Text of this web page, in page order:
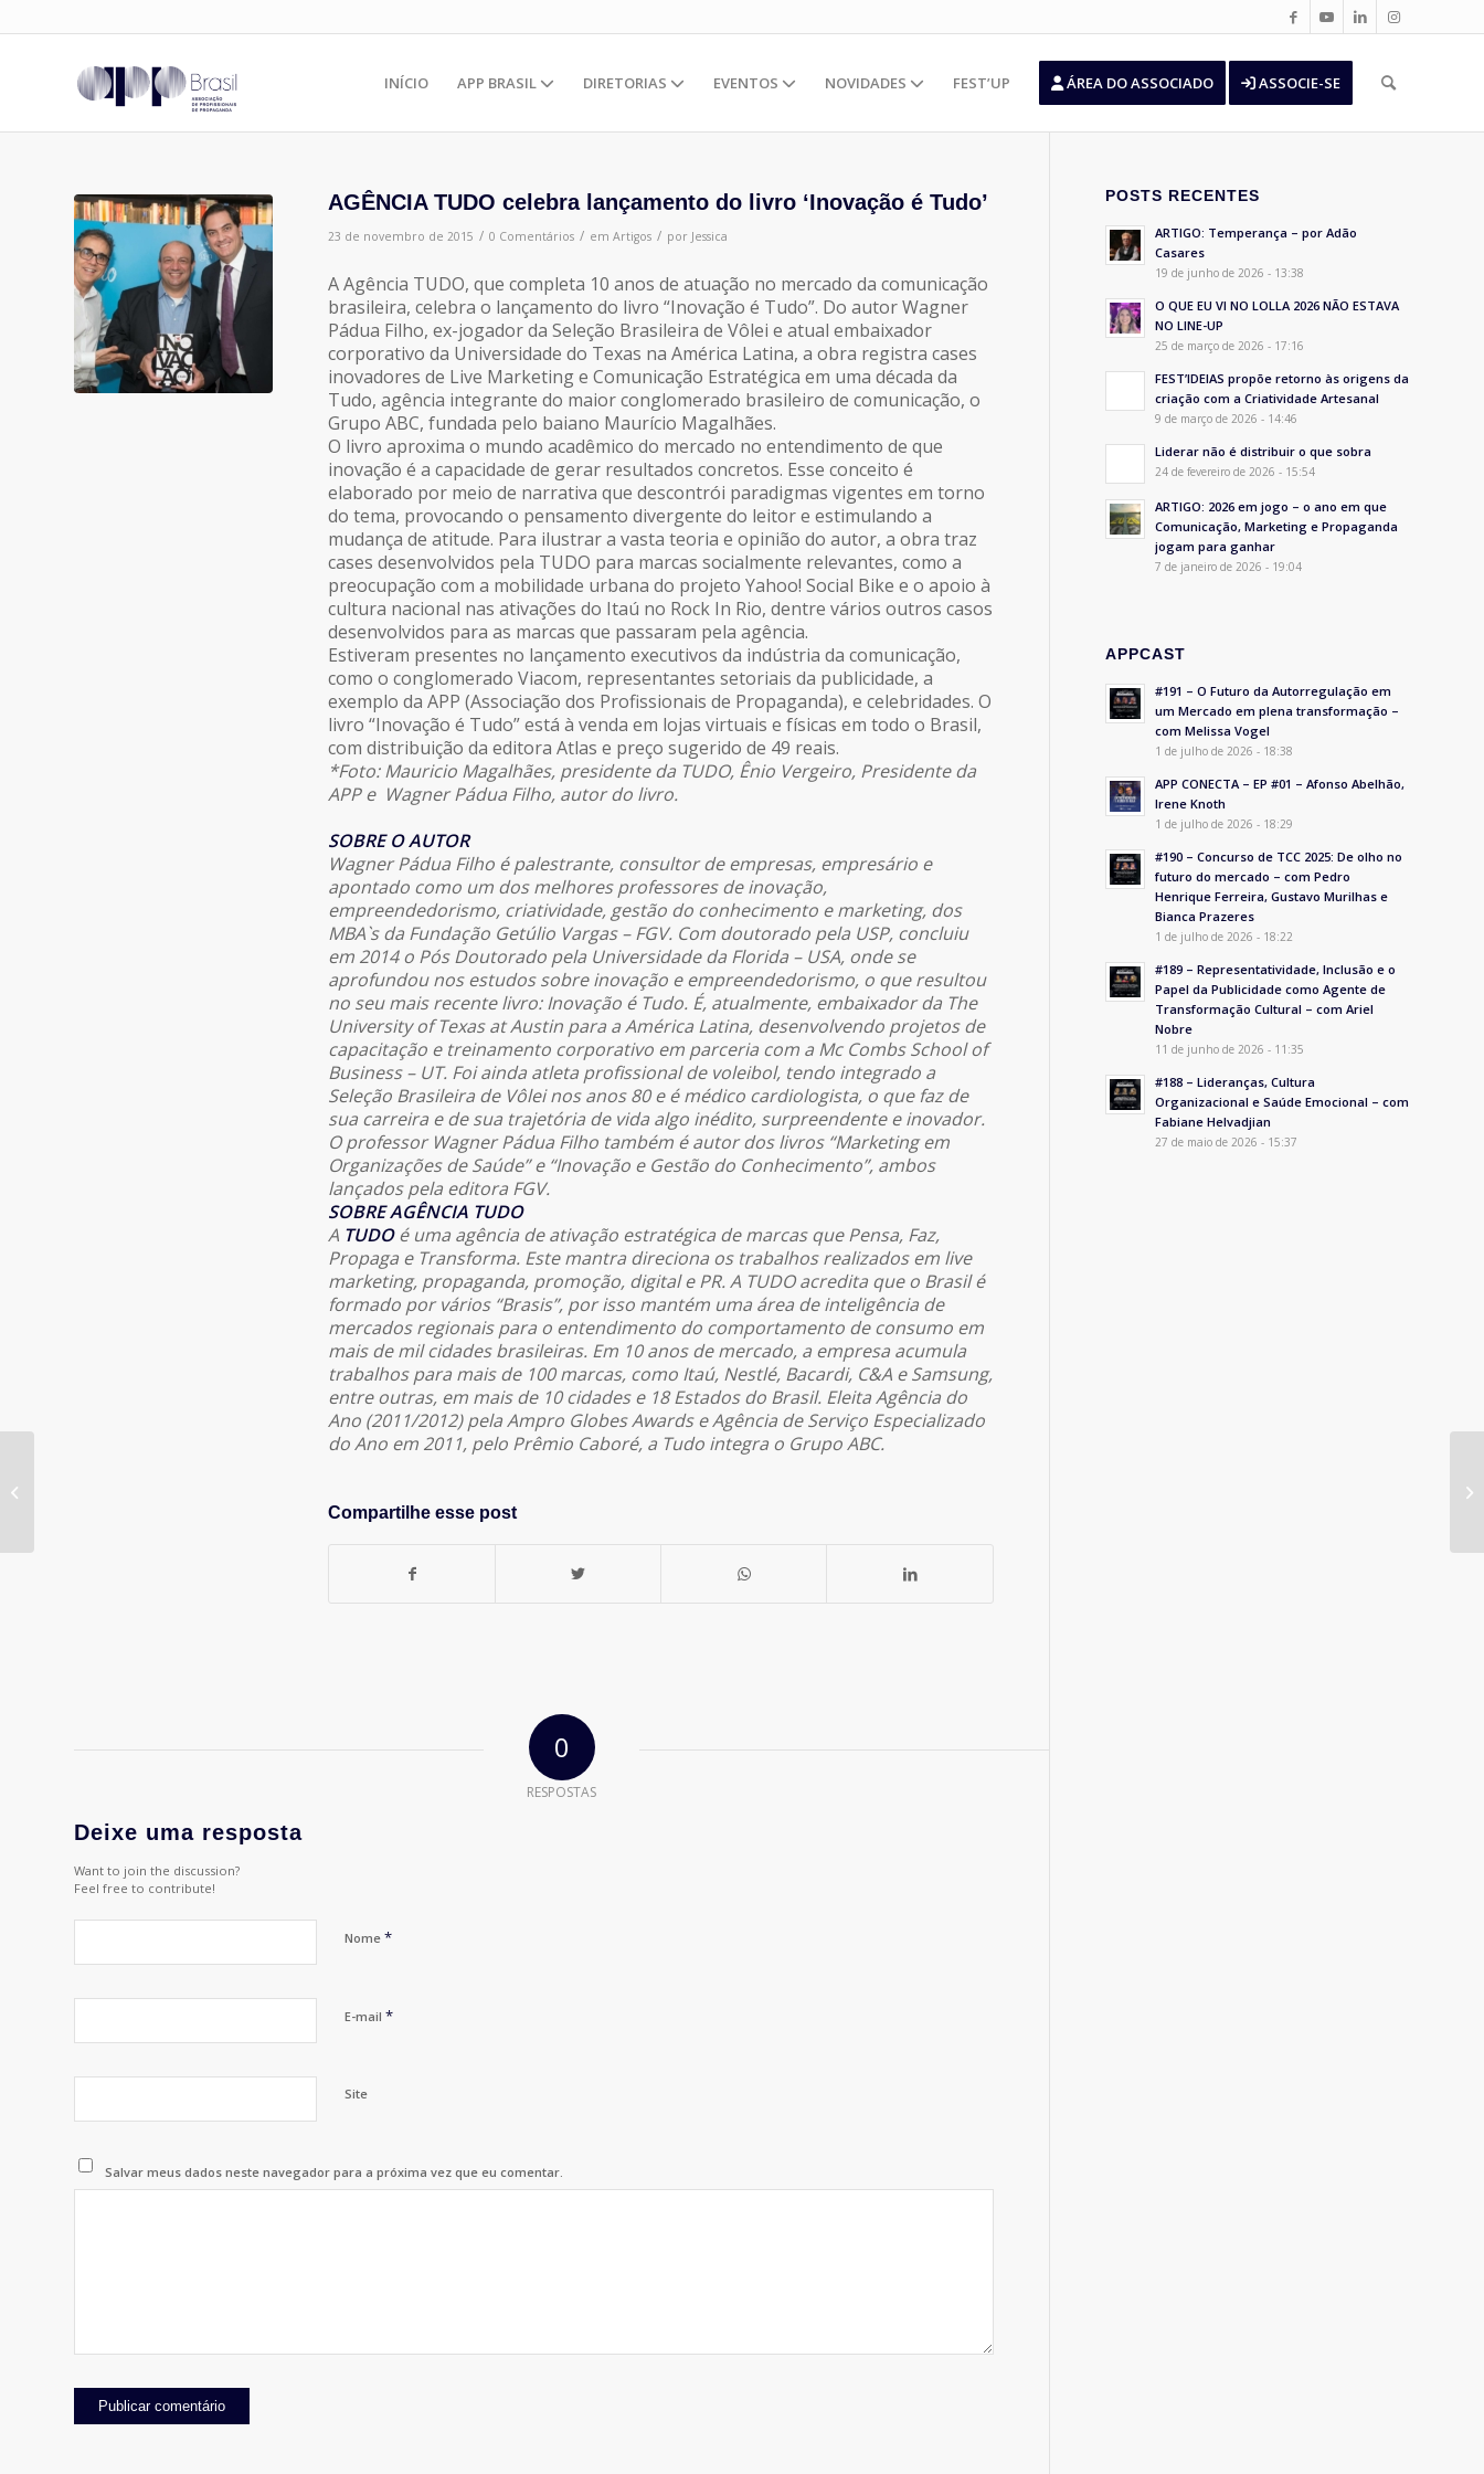
INÍCIO APP BRASIL DIRETORIAS EVENTOS NOVIDADES FEST’UP ÁREA DO ASSOCIADO ASSOCIE-SE
AGÊNCIA TUDO celebra lançamento do livro ‘Inovação é Tudo’
23 de novembro de 2015 / 0 Comentários / em Artigos / por Jessica
A Agência TUDO, que completa 10 anos de atuação no mercado da comunicação
brasileira, celebra o lançamento do livro “Inovação é Tudo”. Do autor Wagner
Pádua Filho, ex-jogador da Seleção Brasileira de Vôlei e atual embaixador
corporativo da Universidade do Texas na América Latina, a obra registra cases
inovadores de Live Marketing e Comunicação Estratégica em uma década da
Tudo, agência integrante do maior conglomerado brasileiro de comunicação, o
Grupo ABC, fundada pelo baiano Maurício Magalhães.
O livro aproxima o mundo acadêmico do mercado no entendimento de que
inovação é a capacidade de gerar resultados concretos. Esse conceito é
elaborado por meio de narrativa que descontrói paradigmas vigentes em torno
do tema, provocando o pensamento divergente do leitor e estimulando a
mudança de atitude. Para ilustrar a vasta teoria e opinião do autor, a obra traz
cases desenvolvidos pela TUDO para marcas socialmente relevantes, como a
preocupação com a mobilidade urbana do projeto Yahoo! Social Bike e o apoio à
cultura nacional nas ativações do Itaú no Rock In Rio, dentre vários outros casos
desenvolvidos para as marcas que passaram pela agência.
Estiveram presentes no lançamento executivos da indústria da comunicação,
como o conglomerado Viacom, representantes setoriais da publicidade, a
exemplo da APP (Associação dos Profissionais de Propaganda), e celebridades. O
livro “Inovação é Tudo” está à venda em lojas virtuais e físicas em todo o Brasil,
com distribuição da editora Atlas e preço sugerido de 49 reais.
*Foto: Mauricio Magalhães, presidente da TUDO, Ênio Vergeiro, Presidente da
APP e Wagner Pádua Filho, autor do livro.
SOBRE O AUTOR
Wagner Pádua Filho é palestrante, consultor de empresas, empresário e
apontado como um dos melhores professores de inovação,
empreendedorismo, criatividade, gestão do conhecimento e marketing, dos
MBA`s da Fundação Getúlio Vargas – FGV. Com doutorado pela USP, concluiu
em 2014 o Pós Doutorado pela Universidade da Florida – USA, onde se
aprofundou nos estudos sobre inovação e empreendedorismo, o que resultou
no seu mais recente livro: Inovação é Tudo. É, atualmente, embaixador da The
University of Texas at Austin para a América Latina, desenvolvendo projetos de
capacitação e treinamento corporativo em parceria com a Mc Combs School of
Business – UT. Foi ainda atleta profissional de voleibol, tendo integrado a
Seleção Brasileira de Vôlei nos anos 80 e é médico cardiologista, o que faz de
sua carreira e de sua trajetória de vida algo inédito, surpreendente e inovador.
O professor Wagner Pádua Filho também é autor dos livros “Marketing em
Organizações de Saúde” e “Inovação e Gestão do Conhecimento”, ambos
lançados pela editora FGV.
SOBRE AGÊNCIA TUDO
A TUDOé uma agência de ativação estratégica de marcas que Pensa, Faz,
Propaga e Transforma. Este mantra direciona os trabalhos realizados em live
marketing, propaganda, promoção, digital e PR. A TUDO acredita que o Brasil é
formado por vários “Brasis”, por isso mantém uma área de inteligência de
mercados regionais para o entendimento do comportamento de consumo em
mais de mil cidades brasileiras. Em 10 anos de mercado, a empresa acumula
trabalhos para mais de 100 marcas, como Itaú, Nestlé, Bacardi, C&A e Samsung,
entre outras, em mais de 10 cidades e 18 Estados do Brasil. Eleita Agência do
Ano (2011/2012) pela Ampro Globes Awards e Agência de Serviço Especializado
do Ano em 2011, pelo Prêmio Caboré, a Tudo integra o Grupo ABC.
Compartilhe esse post
0
RESPOSTAS
Deixe uma resposta
Want to join the discussion?
Feel free to contribute!
Nome *
E-mail *
Site
Salvar meus dados neste navegador para a próxima vez que eu comentar.
POSTS RECENTES
ARTIGO: Temperança – por Adão
Casares
19 de junho de 2026 - 13:38
O QUE EU VI NO LOLLA 2026 NÃO ESTAVA
NO LINE-UP
25 de março de 2026 - 17:16
FEST’IDEIAS propõe retorno às origens da
criação com a Criatividade Artesanal
9 de março de 2026 - 14:46
Liderar não é distribuir o que sobra
24 de fevereiro de 2026 - 15:54
ARTIGO: 2026 em jogo – o ano em que
Comunicação, Marketing e Propaganda
jogam para ganhar
7 de janeiro de 2026 - 19:04
APPCAST
#191 – O Futuro da Autorregulação em
um Mercado em plena transformação –
com Melissa Vogel
1 de julho de 2026 - 18:38
APP CONECTA – EP #01 – Afonso Abelhão,
Irene Knoth
1 de julho de 2026 - 18:29
#190 – Concurso de TCC 2025: De olho no
futuro do mercado – com Pedro
Henrique Ferreira, Gustavo Murilhas e
Bianca Prazeres
1 de julho de 2026 - 18:22
#189 – Representatividade, Inclusão e o
Papel da Publicidade como Agente de
Transformação Cultural – com Ariel
Nobre
11 de junho de 2026 - 11:35
#188 – Lideranças, Cultura
Organizacional e Saúde Emocional – com
Fabiane Helvadjian
27 de maio de 2026 - 15:37